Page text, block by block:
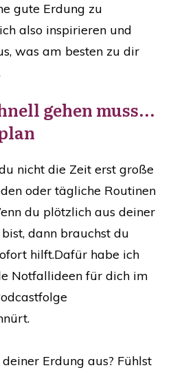
gute Erdung zu
also inspirieren und
was am besten zu dir
gehen muss...
nicht die Zeit erst große
oder tägliche Routinen
du plötzlich aus deiner
dann brauchst du
hilft.Dafür habe ich
Notfallideen für dich im
Erdung aus? Fühlst